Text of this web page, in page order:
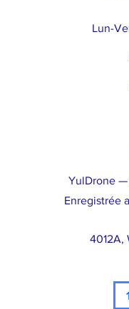
Lun-
YulDrone —
Enregistrée
4012A,